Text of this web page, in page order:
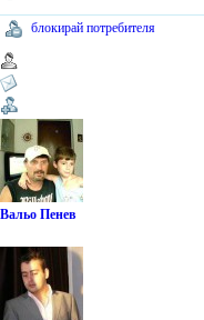
блокирай потребителя
Вальо Пенев